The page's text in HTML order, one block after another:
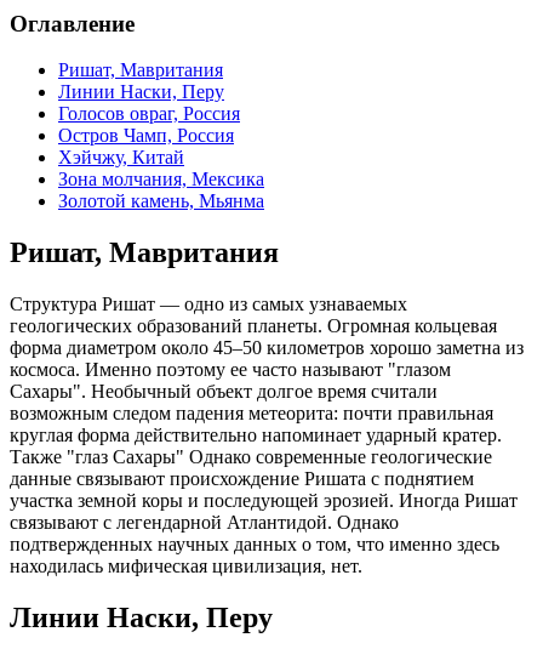
Оглавление
Ришат, Мавритания
Линии Наски, Перу
Голосов овраг, Россия
Остров Чамп, Россия
Хэйчжу, Китай
Зона молчания, Мексика
Золотой камень, Мьянма
Ришат, Мавритания
Структура Ришат — одно из самых узнаваемых
геологических образований планеты. Огромная кольцевая
форма диаметром около 45–50 километров хорошо заметна из
космоса. Именно поэтому ее часто называют "глазом
Сахары". Необычный объект долгое время считали
возможным следом падения метеорита: почти правильная
круглая форма действительно напоминает ударный кратер.
Также "глаз Сахары" Однако современные геологические
данные связывают происхождение Ришата с поднятием
участка земной коры и последующей эрозией. Иногда Ришат
связывают с легендарной Атлантидой. Однако
подтвержденных научных данных о том, что именно здесь
находилась мифическая цивилизация, нет.
Линии Наски, Перу